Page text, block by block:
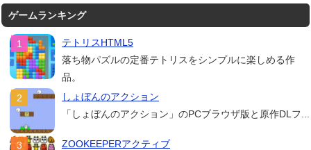
ゲームランキング
テトリスHTML5
落ち物パズルの定番テトリスをシンプルに楽しめる作
品。
しょぼんのアクション
「しょぼんのアクション」のPCブラウザ版と原作DLフ...
ZOOKEEPERアクティブ